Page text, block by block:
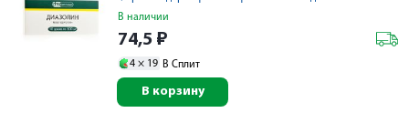
В наличии
74,5 ₽
4 × 19 В Сплит
В корзину